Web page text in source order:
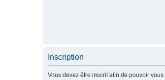
Inscription
Vous devez être inscrit afin de pouvoir